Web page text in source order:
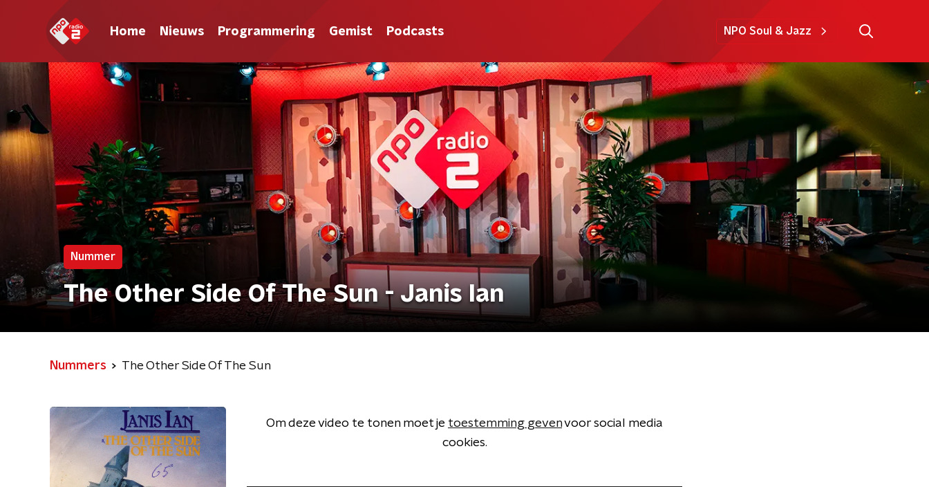
Home Nieuws Programmering Gemist Podcasts NPO Soul & Jazz
Nummer
The Other Side Of The Sun - Janis Ian
Nummers The Other Side Of The Sun
Om deze video te tonen moet je toestemming gevenvoor social media
cookies.